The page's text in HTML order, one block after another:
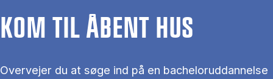
KOM TIL ÅBENT HUS
Overvejer du at søge ind på en bacheloruddannelse